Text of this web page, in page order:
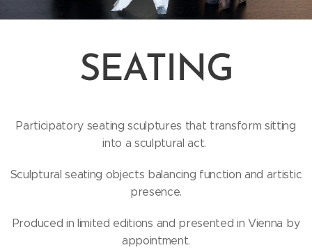
SEATING
Participatory seating sculptures that transform sitting
into a sculptural act.
Sculptural seating objects balancing function and artistic
presence.
Produced in limited editions and presented in Vienna by
appointment.